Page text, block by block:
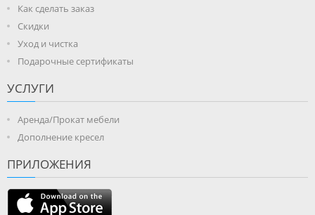
Как сделать заказ
Скидки
Уход и чистка
Подарочные сертификаты
УСЛУГИ
Аренда/Прокат мебели
Дополнение кресел
ПРИЛОЖЕНИЯ